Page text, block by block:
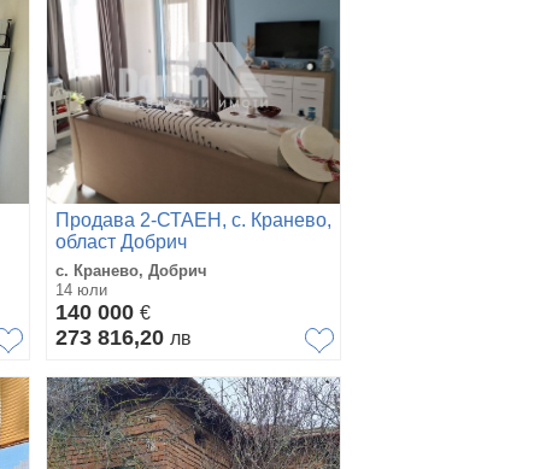
Продава 2-СТАЕН, с. Кранево,
област Добрич
с. Кранево, Добрич
14 юли
140 000 €
273 816,20 лв